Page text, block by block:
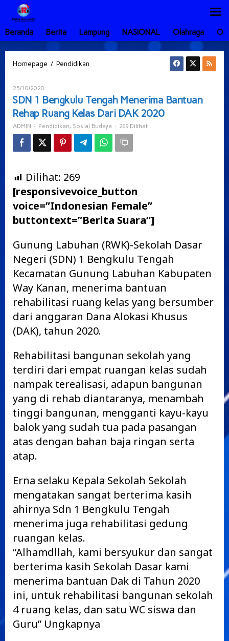
Lewati
konten
Beranda
Berita Lampung NASIONAL Olahraga
Homepage / Pendidikan
Menerima
Bantuan
Rehap
Ruang
Kelas
Dari
25/10/2020
ADMIN
SDN 1 Bengkulu Tengah Menerima Bantuan
Rehap Ruang Kelas Dari DAK 2020
ADMIN - Pendidikan, Sosial Budaya - 269 Dilihat
Dilihat: 269
[responsivevoice_button
voice=”Indonesian Female”
buttontext=”Berita Suara”]
Gunung Labuhan (RWK)-Sekolah Dasar
Negeri (SDN) 1 Bengkulu Tengah
Kecamatan Gunung Labuhan Kabupaten
Way Kanan, menerima bantuan
rehabilitasi ruang kelas yang bersumber
dari anggaran Dana Alokasi Khusus
(DAK), tahun 2020.
Rehabilitasi bangunan sekolah yang
terdiri dari empat ruangan kelas sudah
nampak terealisasi, adapun bangunan
yang di rehab diantaranya, menambah
tinggi bangunan, mengganti kayu-kayu
balok yang sudah tua pada pasangan
atas dengan bahan baja ringan serta
atap.
Erna selaku Kepala Sekolah Sekolah
mengatakan sangat berterima kasih
ahirnya Sdn 1 Bengkulu Tengah
menerima juga rehabilitasi gedung
ruangan kelas.
“Alhamdllah, kami bersyukur dan sangat
berterima kasih Sekolah Dasar kami
menerima bantuan Dak di Tahun 2020
ini, untuk rehabilitasi bangunan sekolah
4 ruang kelas, dan satu WC siswa dan
Guru” Ungkapnya